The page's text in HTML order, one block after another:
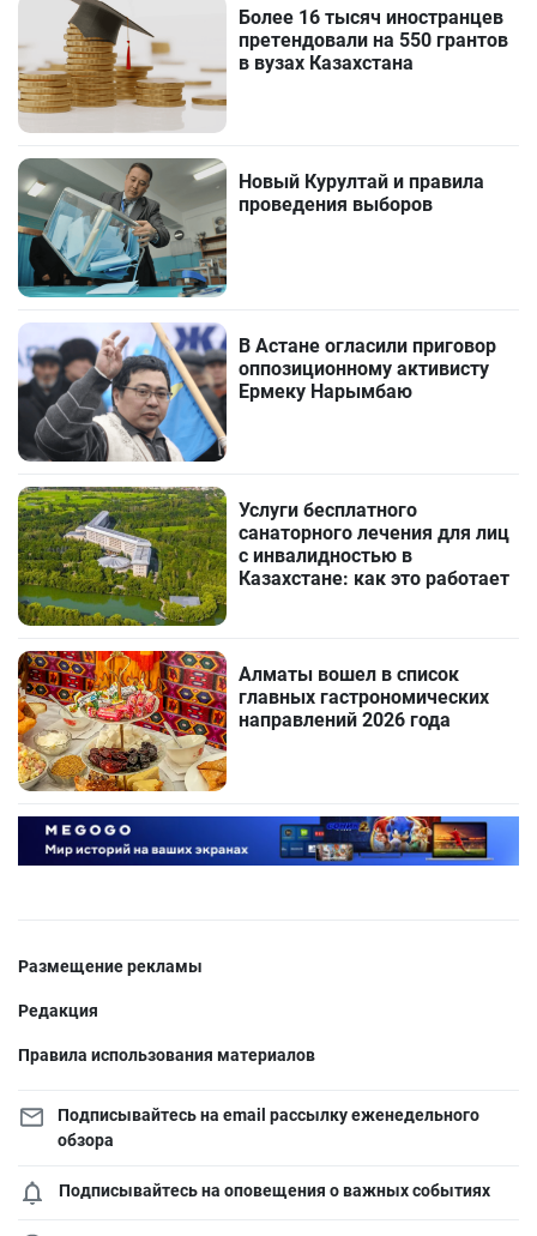
Более 16 тысяч иностранцев
претендовали на 550 грантов
в вузах Казахстана
Новый Курултай и правила
проведения выборов
В Астане огласили приговор
оппозиционному активисту
Ермеку Нарымбаю
Услуги бесплатного
санаторного лечения для лиц
с инвалидностью в
Казахстане: как это работает
Алматы вошел в список
главных гастрономических
направлений 2026 года
Размещение рекламы
Редакция
Правила использования материалов
Подписывайтесь на email рассылку еженедельного
обзора
Подписывайтесь на оповещения о важных событиях